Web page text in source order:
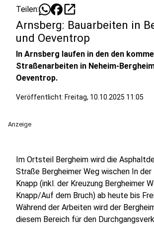
Teilen: open_in_new
Arnsberg: Bauarbeiten in
und Oeventrop
In Arnsberg laufen in den den
Straßenarbeiten in Neheim-
Oeventrop.
Veröffentlicht: Freitag, 10.10.2025 11:05
Anzeige
Im Ortsteil Bergheim wird die
Straße Bergheimer Weg wischen In der
Knapp (inkl. der Kreuzung Bergheimer
Knapp/Auf dem Bruch) ab heute bis
Während der Arbeiten wird der
diesem Bereich für den